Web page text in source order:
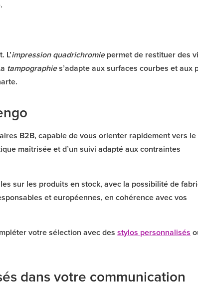
L’impression quadrichromiepermet de restituer des
tampographies’adapte aux surfaces courbes et aux
B2B, capable de vous orienter rapidement vers le
maîtrisée et d’un suivi adapté aux contraintes
sur les produits en stock, avec la possibilité de
et européennes, en cohérence avec vos
votre sélection avec desstylos personnalisés
dans votre communication